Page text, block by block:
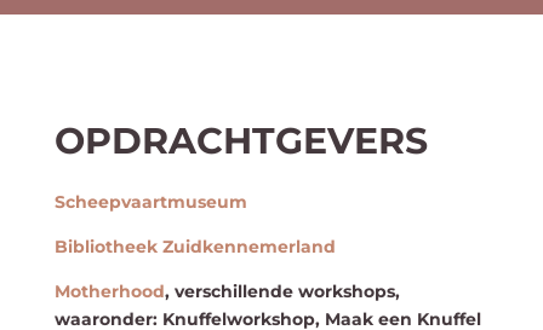
OPDRACHTGEVERS
Scheepvaartmuseum
Bibliotheek Zuidkennemerland
Motherhood, verschillende workshops,
waaronder: Knuffelworkshop, Maak een Knuffel